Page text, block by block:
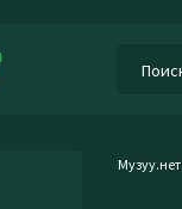
Музуу.нет